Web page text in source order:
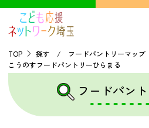
TOP
こどもの貧困について
TOP
探す / フードパントリーマッ
こうのすフードパントリーひらまる
フードパン